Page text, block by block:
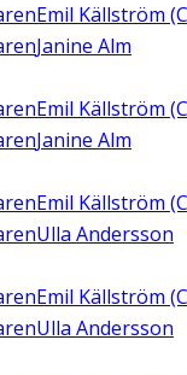
Emil Källström
Janine Alm
Emil Källström
Janine Alm
Emil Källström
Ulla Andersson
Emil Källström
Ulla Andersson